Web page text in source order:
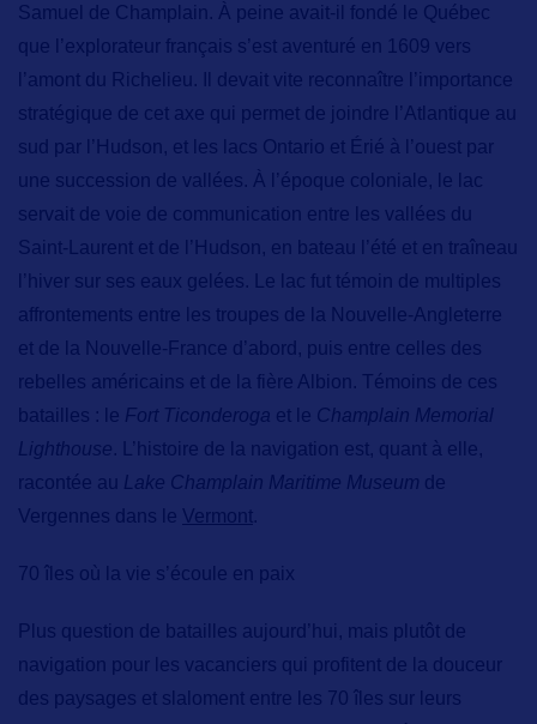
Samuel de Champlain. À peine avait-il fondé le Québec
que l’explorateur français s’est aventuré en 1609 vers
l’amont du Richelieu. Il devait vite reconnaître l’importance
stratégique de cet axe qui permet de joindre l’Atlantique au
sud par l’Hudson, et les lacs Ontario et Érié à l’ouest par
une succession de vallées. À l’époque coloniale, le lac
servait de voie de communication entre les vallées du
Saint-Laurent et de l’Hudson, en bateau l’été et en traîneau
l’hiver sur ses eaux gelées. Le lac fut témoin de multiples
affrontements entre les troupes de la Nouvelle-Angleterre
et de la Nouvelle-France d’abord, puis entre celles des
rebelles américains et de la fière Albion. Témoins de ces
batailles : le Fort Ticonderoga et le Champlain Memorial
Lighthouse. L’histoire de la navigation est, quant à elle,
racontée au Lake Champlain Maritime Museum de
Vergennes dans le Vermont.
70 îles où la vie s’écoule en paix
Plus question de batailles aujourd’hui, mais plutôt de
navigation pour les vacanciers qui profitent de la douceur
des paysages et slaloment entre les 70 îles sur leurs